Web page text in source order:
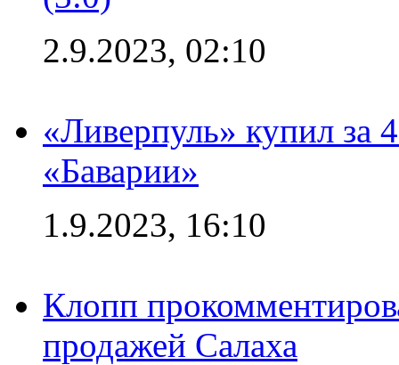
2.9.2023, 02:10
«Ливерпуль» купил за
«Баварии»
1.9.2023, 16:10
Клопп
продажей Салаха